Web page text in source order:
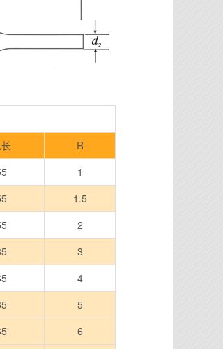
R
1
1.5
2
3
4
5
6